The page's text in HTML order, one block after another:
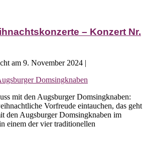
– Konzert Nr.
am 9. November 2024 |
mit den Augsburger Domsingknaben:
Vorfreude eintauchen, das geht
den Augsburger Domsingknaben im
einem der vier traditionellen